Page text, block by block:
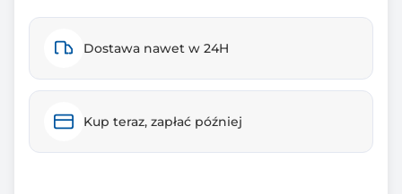
Dostawa nawet w 24H
Kup teraz, zapłać później